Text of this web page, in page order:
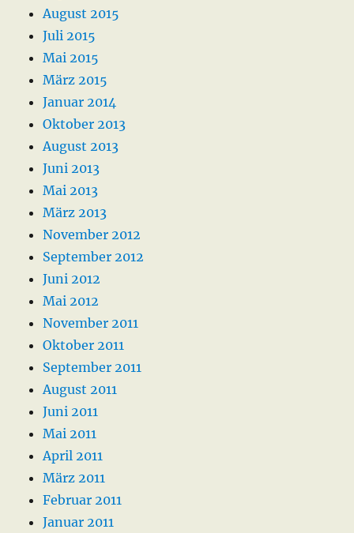
August 2015
Juli 2015
Mai 2015
März 2015
Januar 2014
Oktober 2013
August 2013
Juni 2013
Mai 2013
März 2013
November 2012
September 2012
Juni 2012
Mai 2012
November 2011
Oktober 2011
September 2011
August 2011
Juni 2011
Mai 2011
April 2011
März 2011
Februar 2011
Januar 2011